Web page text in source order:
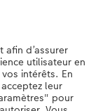
?015 29 56 13